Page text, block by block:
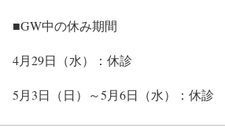
■GW中の休み期間
4月29日（水）：休診
5月3日（日）～5月6日（水）：休診